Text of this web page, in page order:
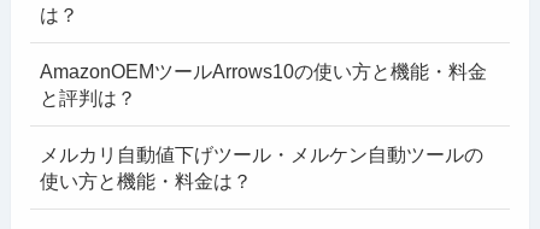
は？
AmazonOEMツールArrows10の使い方と機能・料金
と評判は？
メルカリ自動値下げツール・メルケン自動ツールの
使い方と機能・料金は？